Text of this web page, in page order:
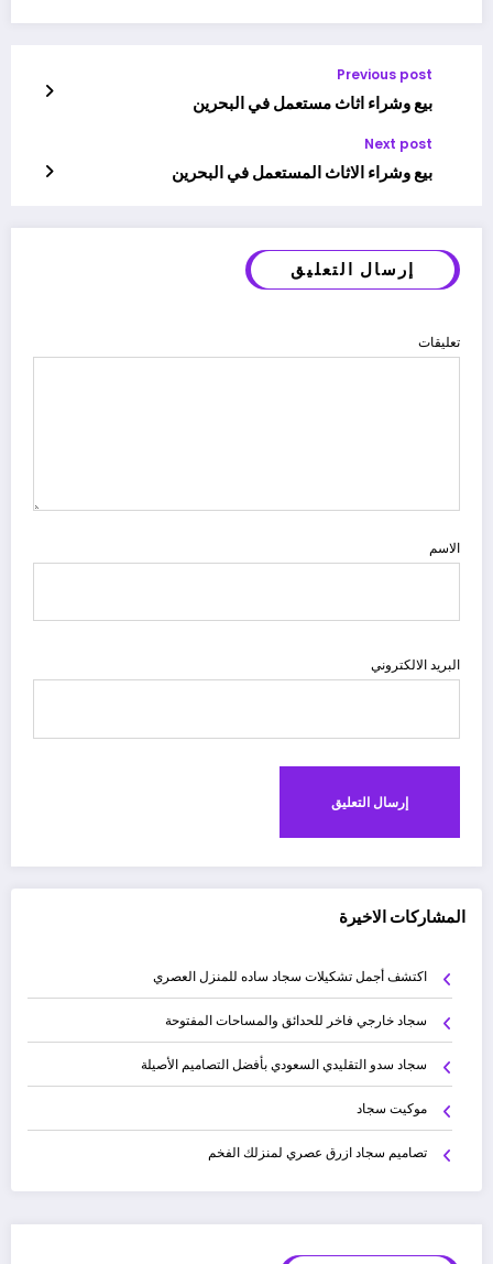
Previous post
بيع وشراء اثاث مستعمل في البحرين
Next post
بيع وشراء الاثاث المستعمل في البحرين
إرسال التعليق
تعليقات
الاسم
البريد الالكتروني
المشاركات الاخيرة
اكتشف أجمل تشكيلات سجاد ساده للمنزل العصري
سجاد خارجي فاخر للحدائق والمساحات المفتوحة
سجاد سدو التقليدي السعودي بأفضل التصاميم الأصيلة
موكيت سجاد
تصاميم سجاد ازرق عصري لمنزلك الفخم